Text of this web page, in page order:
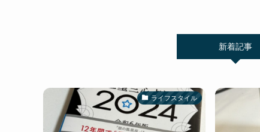
新着記事
ライフスタイル